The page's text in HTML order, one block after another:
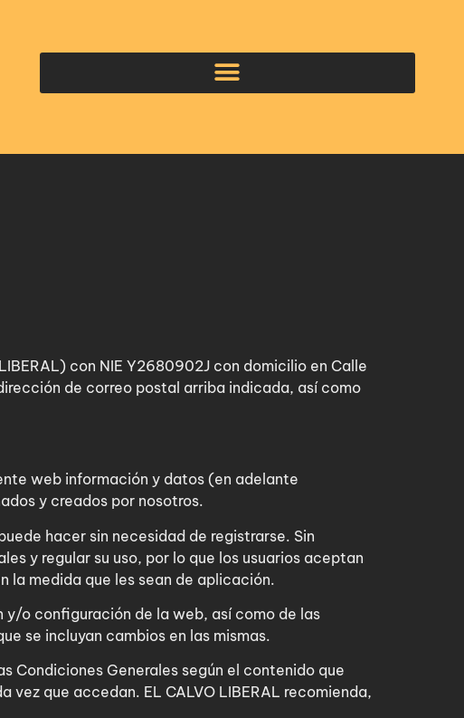
con NIE Y2680902J con domicilio en Calle
de correo postal arriba indicada, así como
web información y datos (en adelante
y creados por nosotros.
hacer sin necesidad de registrarse. Sin
y regular su uso, por lo que los usuarios aceptan
la medida que les sean de aplicación.
y/o configuración de la web, así como de las
se incluyan cambios en las mismas.
Condiciones Generales según el contenido que
que accedan. EL CALVO LIBERAL recomienda,